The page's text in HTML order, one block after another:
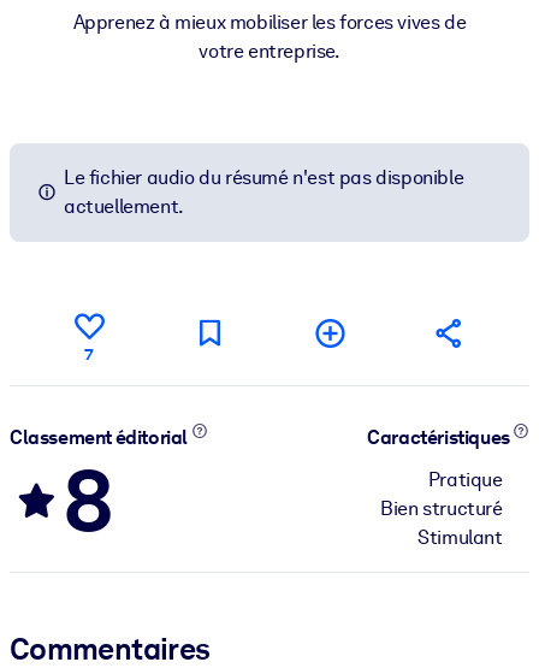
Apprenez à mieux mobiliser les forces vives de
votre entreprise.
Le fichier audio du résumé n'est pas disponible
actuellement.
7
Classement éditorial
8
Caractéristiques
Pratique
Bien structuré
Stimulant
Commentaires